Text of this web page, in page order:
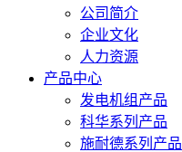
公司简介
企业文化
人力资源
产品中心
发电机组产品
科华系列产品
施耐德系列产品